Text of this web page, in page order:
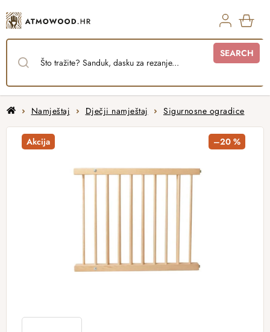
to
content
SEARCH
HomeNamještaj Dječji namještaj Sigurnosne ogradice
Akcija –20 %